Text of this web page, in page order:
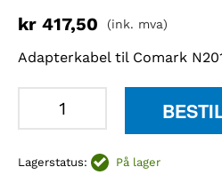
kr 417,50 (ink. mva)
Adapterkabel til Comark
for
Lagerstatus:
På lager